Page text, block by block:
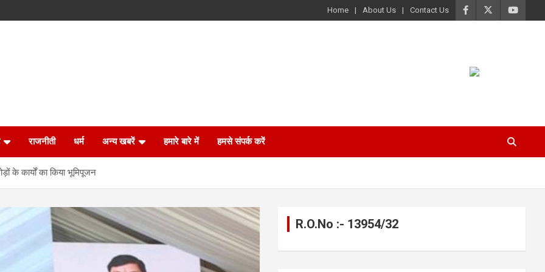
Home About Us Contact Us
राजनीती धर्म अन्य खबरें हमारे बारे में हमसे संपर्क करें
के कार्यों का किया भूमिपूजन
R.O.No :- 13954/32